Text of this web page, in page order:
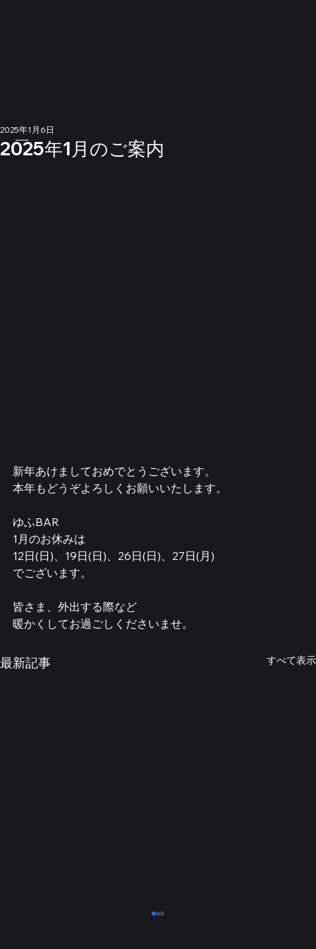
2025年1月のご案内
2025年1月6日
新年あけましておめでとうございます。
本年もどうぞよろしくお願いいたします。
ゆふBAR
1月のお休みは
12日(日)、19日(日)、26日(日)、27日(月)
でございます。
皆さま、外出する際など
暖かくしてお過ごしくださいませ。
最新記事 すべて表示